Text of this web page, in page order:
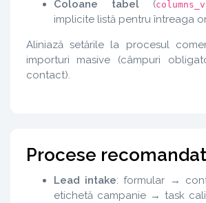
Coloane tabel(
implicite listă pentru întreaga
Aliniază setările la procesul
importuri masive (câmpuri
contact).
Procese
Lead intake: formular →
etichetă campanie → task